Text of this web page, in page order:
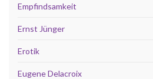
Empfindsamkeit
Ernst Jünger
Erotik
Eugene Delacroix